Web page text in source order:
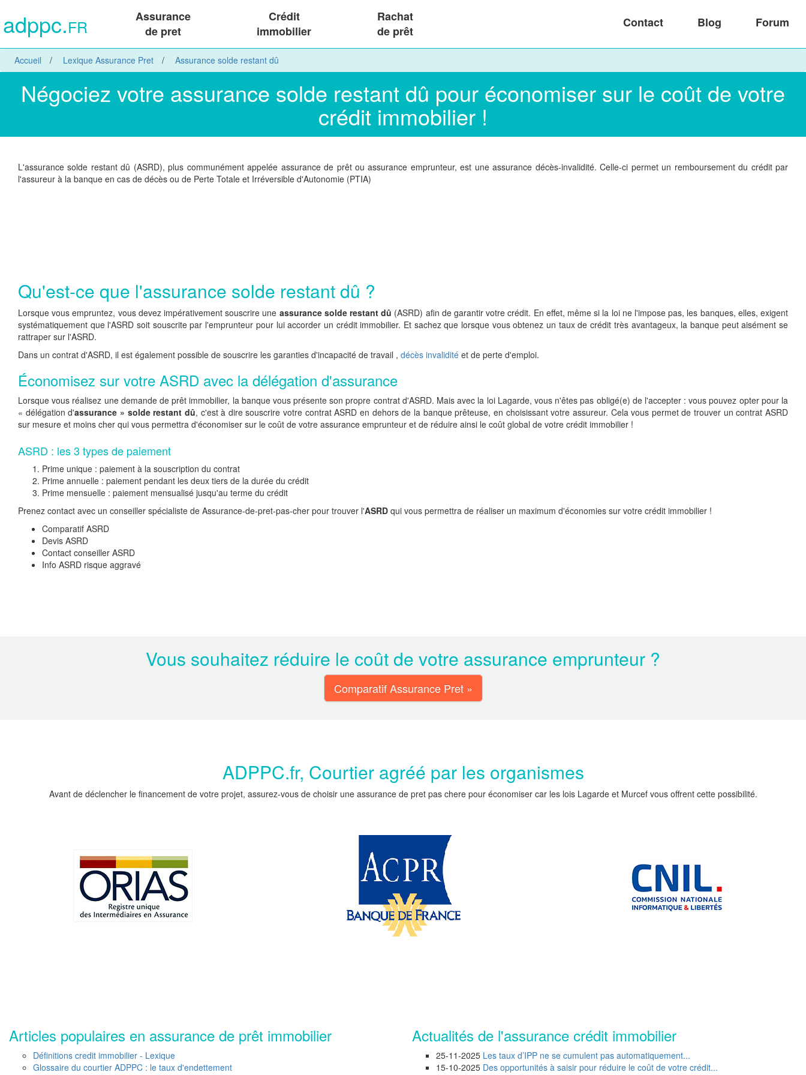
adppc.FR
Assurance
de pret
Crédit
immobilier
Rachat
de prêt
Contact Blog Forum
Accueil Lexique Assurance Pret Assurance solde restant dû
Négociez votre assurance solde restant dû pour économiser sur le coût de votre
crédit immobilier !
L'assurance solde restant dû (ASRD), plus communément appelée assurance de prêt ou assurance emprunteur, est une assurance décès-invalidité. Celle-ci permet un remboursement du crédit par
l'assureur à la banque en cas de décès ou de Perte Totale et Irréversible d'Autonomie (PTIA)
Qu'est-ce que l'assurance solde restant dû ?
Lorsque vous empruntez, vous devez impérativement souscrire une assurance solde restant dû (ASRD) afin de garantir votre crédit. En effet, même si la loi ne l'impose pas, les banques, elles, exigent
systématiquement que l'ASRD soit souscrite par l'emprunteur pour lui accorder un crédit immobilier. Et sachez que lorsque vous obtenez un taux de crédit très avantageux, la banque peut aisément se
rattraper sur l'ASRD.
Dans un contrat d'ASRD, il est également possible de souscrire les garanties d'incapacité de travail , décès invalidité et de perte d'emploi.
Économisez sur votre ASRD avec la délégation d'assurance
Lorsque vous réalisez une demande de prêt immobilier, la banque vous présente son propre contrat d'ASRD. Mais avec la loi Lagarde, vous n'êtes pas obligé(e) de l'accepter : vous pouvez opter pour la
« délégation d'assurance » solde restant dû, c'est à dire souscrire votre contrat ASRD en dehors de la banque prêteuse, en choisissant votre assureur. Cela vous permet de trouver un contrat ASRD
sur mesure et moins cher qui vous permettra d'économiser sur le coût de votre assurance emprunteur et de réduire ainsi le coût global de votre crédit immobilier !
ASRD : les 3 types de paiement
Prime unique : paiement à la souscription du contrat
Prime annuelle : paiement pendant les deux tiers de la durée du crédit
Prime mensuelle : paiement mensualisé jusqu'au terme du crédit
Prenez contact avec un conseiller spécialiste de Assurance-de-pret-pas-cher pour trouver l'ASRD qui vous permettra de réaliser un maximum d'économies sur votre crédit immobilier !
Comparatif ASRD
Devis ASRD
Contact conseiller ASRD
Info ASRD risque aggravé
Vous souhaitez réduire le coût de votre assurance emprunteur ?
Comparatif Assurance Pret »
ADPPC.fr, Courtier agréé par les organismes
Avant de déclencher le financement de votre projet, assurez-vous de choisir une assurance de pret pas chere pour économiser car les lois Lagarde et Murcef vous offrent cette possibilité.
Articles populaires en assurance de prêt immobilier
Définitions credit immobilier - Lexique
Glossaire du courtier ADPPC : le taux d'endettement
Actualités de l'assurance crédit immobilier
25-11-2025 Les taux d’IPP ne se cumulent pas automatiquement...
15-10-2025 Des opportunités à saisir pour réduire le coût de votre crédit...